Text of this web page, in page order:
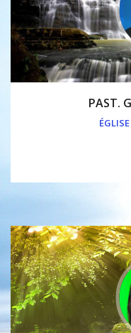
PAST.